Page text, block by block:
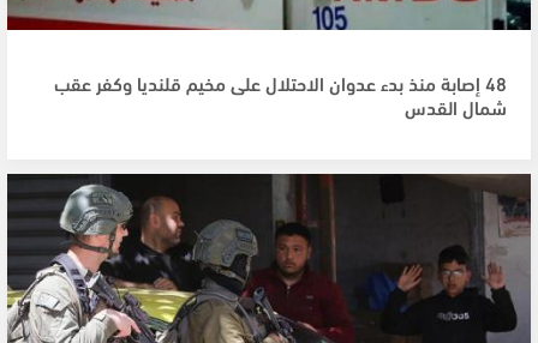
48 إصابة منذ بدء عدوان الاحتلال على مخيم قلنديا وكفر عقب
شمال القدس